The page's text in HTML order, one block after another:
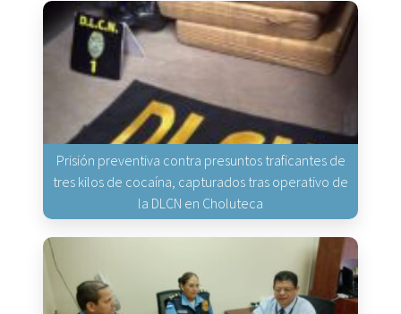
Prisión preventiva contra presuntos traficantes de
tres kilos de cocaína, capturados tras operativo de
la DLCN en Choluteca